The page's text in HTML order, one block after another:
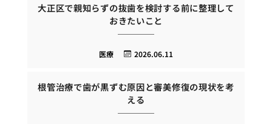
大正区で親知らずの抜歯を検討する前に整理して
おきたいこと
2026.06.11
医療
根管治療で歯が黒ずむ原因と審美修復の現状を考
える